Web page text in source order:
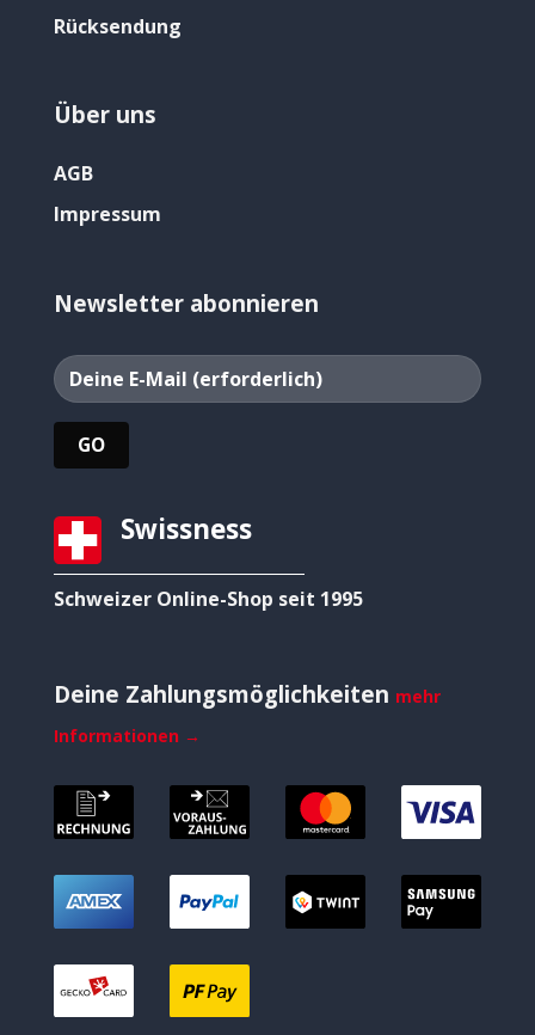
Rücksendung
Über uns
AGB
Impressum
Newsletter abonnieren
Swissness
Schweizer Online-Shop seit 1995
Deine Zahlungsmöglichkeiten mehr
Informationen →